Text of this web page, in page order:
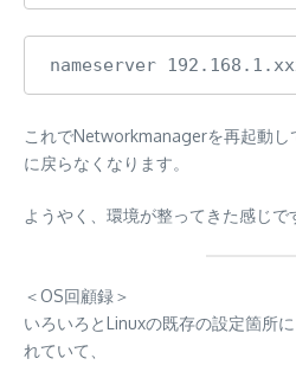
nameserver
これでNetworkmanagerを再起動し
に戻らなくなります。
ようやく、環境が整ってきた感じで
＜OS回顧録＞
いろいろとLinuxの既存の設定箇所
れていて、